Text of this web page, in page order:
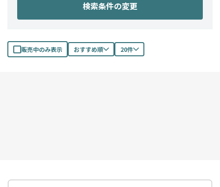
検索条件の変更
販売中のみ表示 おすすめ順 20件